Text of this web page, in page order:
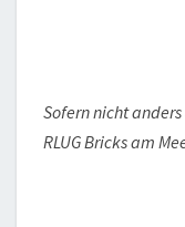
Sofern nicht
RLUG Bricks am